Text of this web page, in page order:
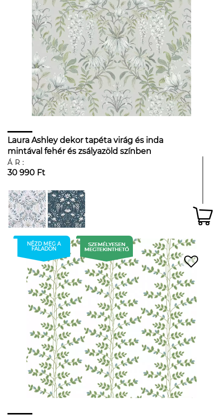
Laura Ashley dekor tapéta virág és inda
mintával fehér és zsályazöld színben
ÁR:
30 990 Ft
NÉZD MEG A
FALADON